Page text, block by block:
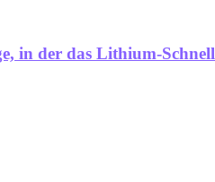
der das Lithium-